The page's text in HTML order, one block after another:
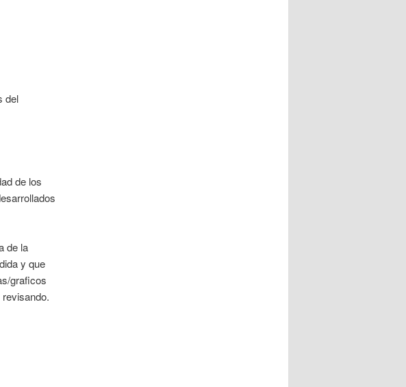
del
de los
de la
y que
graficos